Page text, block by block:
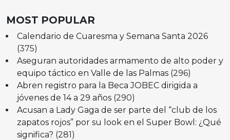
MOST POPULAR
Calendario de Cuaresma y Semana Santa 2026
(375)
Aseguran autoridades armamento de alto poder y
equipo táctico en Valle de las Palmas (296)
Abren registro para la Beca JOBEC dirigida a
jóvenes de 14 a 29 años (290)
Acusan a Lady Gaga de ser parte del “club de los
zapatos rojos” por su look en el Super Bowl: ¿Qué
significa? (281)